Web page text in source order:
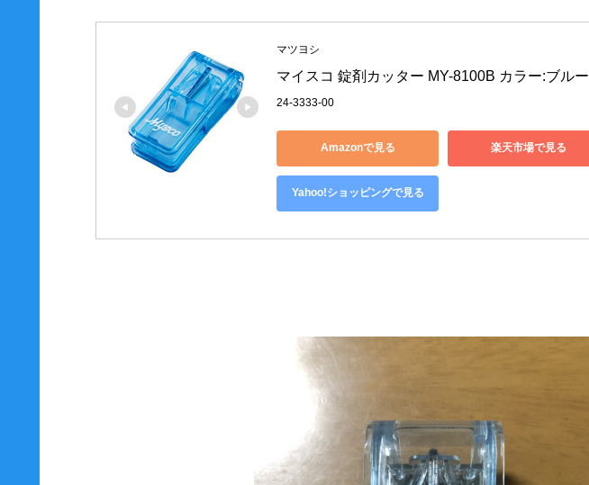
マツヨシ
マイスコ 錠剤カッター MY-8100B カラー:ブルー
24-3333-00
Amazonで見る 楽天市場で見る
Yahoo!ショッピングで見る